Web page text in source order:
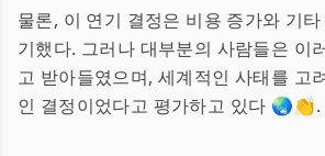
물론, 이 연기 결정은 비용 증가와 기
기했다. 그러나 대부분의 사람들은 이
고 받아들였으며, 세계적인 사태를 고
인 결정이었다고 평가하고 있다 🌏👏.